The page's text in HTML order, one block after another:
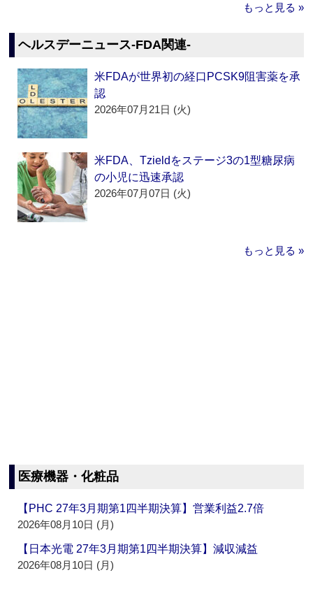
もっと見る »
ヘルスデーニュース‐FDA関連‐
米FDAが世界初の経口PCSK9阻害薬を承
認
2026年07月21日 (火)
米FDA、Tzieldをステージ3の1型糖尿病
の小児に迅速承認
2026年07月07日 (火)
もっと見る »
医療機器・化粧品
【PHC 27年3月期第1四半期決算】営業利益2.7倍
2026年08月10日 (月)
【日本光電 27年3月期第1四半期決算】減収減益
2026年08月10日 (月)